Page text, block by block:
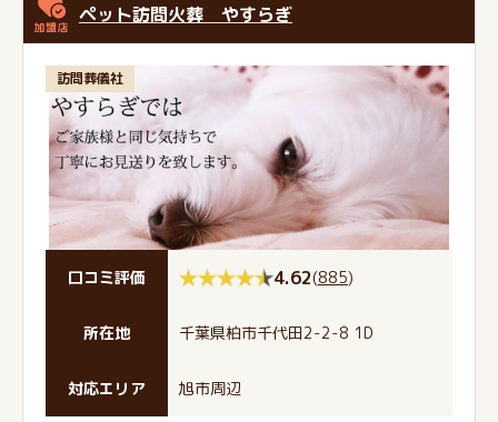
ペット訪問火葬 やすらぎ
訪問葬儀社
口コミ評価 4.62(885)
所在地 千葉県柏市千代田2-2-8 1D
対応エリア 旭市周辺